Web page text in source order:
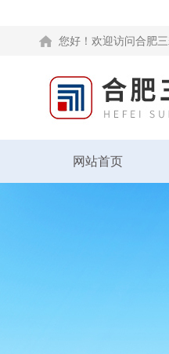
您好！欢迎访问合肥
网站首页